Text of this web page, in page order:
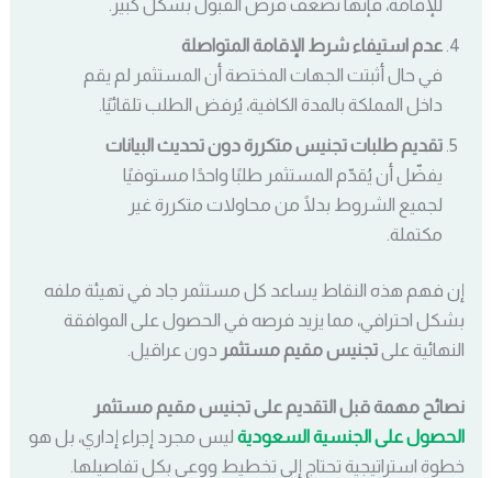
عدم استيفاء شرط الإقامة المتواصلة
في حال أثبتت الجهات المختصة أن المستثمر لم يقم
داخل المملكة بالمدة الكافية، يُرفض الطلب تلقائيًا.
تقديم طلبات تجنيس متكررة دون تحديث البيانات
يفضّل أن يُقدّم المستثمر طلبًا واحدًا مستوفيًا
لجميع الشروط بدلًا من محاولات متكررة غير
مكتملة.
إن فهم هذه النقاط يساعد كل مستثمر جاد في تهيئة ملفه
بشكل احترافي، مما يزيد فرصه في الحصول على الموافقة
النهائية علىتجنيس مقيم مستثمر دون عراقيل.
نصائح مهمة قبل التقديم على تجنيس مقيم مستثمر
الحصول على الجنسية السعودية ليس مجرد إجراء إداري، بل هو
خطوة استراتيجية تحتاج إلى تخطيط ووعي بكل تفاصيلها.